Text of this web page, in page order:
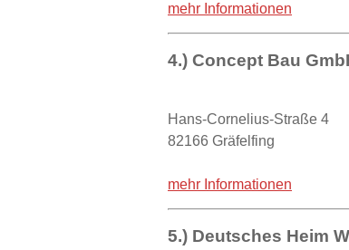
mehr Informationen
4.) Concept Bau
Hans-Cornelius-Straße 4
82166 Gräfelfing
mehr Informationen
5.) Deutsches Heim